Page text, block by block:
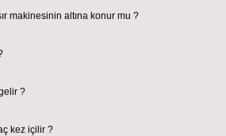
makinesinin altına konur mu ?
?
kez içilir ?